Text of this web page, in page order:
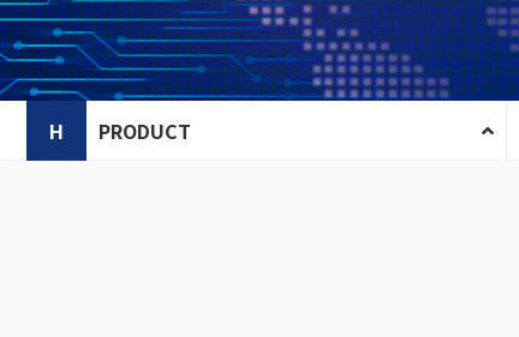
H PRODUCT